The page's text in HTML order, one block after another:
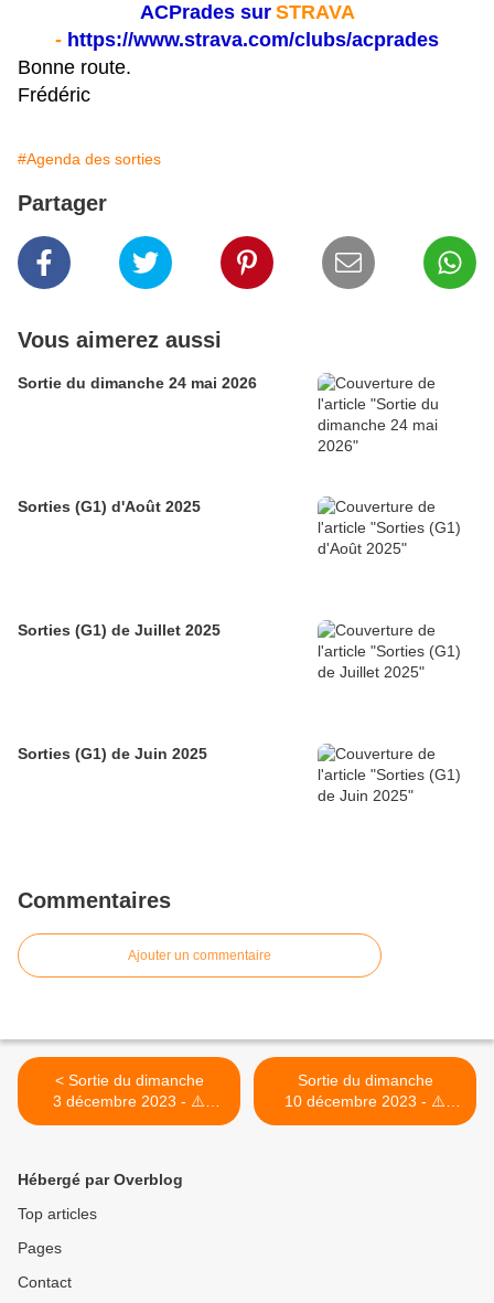
ACPrades sur STRAVA
- https://www.strava.com/clubs/acprades
Bonne route.
Frédéric
#Agenda des sorties
Partager
Vous aimerez aussi
Sortie du dimanche 24 mai 2026
Sorties (G1) d'Août 2025
Sorties (G1) de Juillet 2025
Sorties (G1) de Juin 2025
Commentaires
Ajouter un commentaire
< Sortie du dimanche
3 décembre 2023 - ⚠️
Nouveaux horaires d'hiver
Sortie du dimanche
10 décembre 2023 - ⚠️
Nouveaux horaires d'hiver
Hébergé par Overblog
Top articles
Pages
Contact